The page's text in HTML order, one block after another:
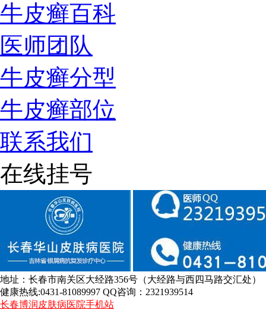
牛皮癣百科
医师团队
牛皮癣分型
牛皮癣部位
联系我们
在线挂号
地址：长春市南关区大经路356号（大经路与西四马路交汇处）
健康热线:0431-81089997 QQ咨询：2321939514
长春博润皮肤病医院手机站